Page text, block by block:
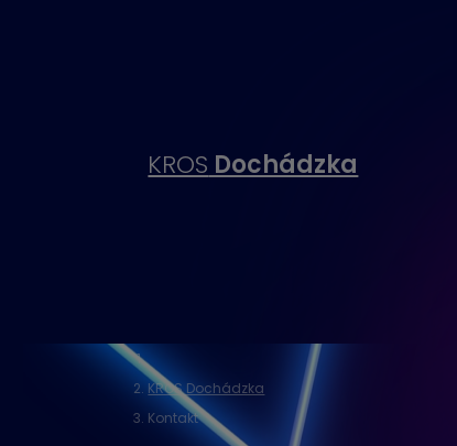
KROS Dochádzka
KROS Dochádzka
Kontakt